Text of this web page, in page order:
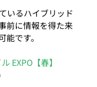
いるハイブリッド
前に情報を得た来
です。
EXPO【春】